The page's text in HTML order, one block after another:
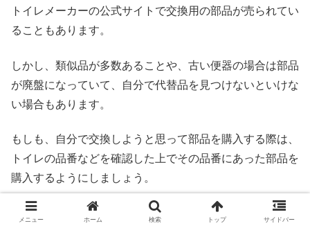
トイレメーカーの公式サイトで交換用の部品が売られてい
ることもあります。
しかし、類似品が多数あることや、古い便器の場合は部品
が廃盤になっていて、自分で代替品を見つけないといけな
い場合もあります。
もしも、自分で交換しようと思って部品を購入する際は、
トイレの品番などを確認した上でその品番にあった部品を
購入するようにしましょう。
ボールタップ交換の難易度
メニュー ホーム 検索 トップ サイドバー